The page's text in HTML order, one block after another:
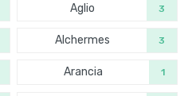
Aglio 3
Alchermes 3
Arancia 1